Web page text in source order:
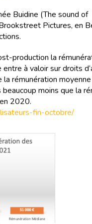
Buidine (The sound of
Pictures, en
production la
à valoir sur droits
la rémunération
moins que la
2020.
fin-octobre/